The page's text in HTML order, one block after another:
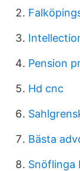
Pension
Hd cnc
Bästa
Snöflinga